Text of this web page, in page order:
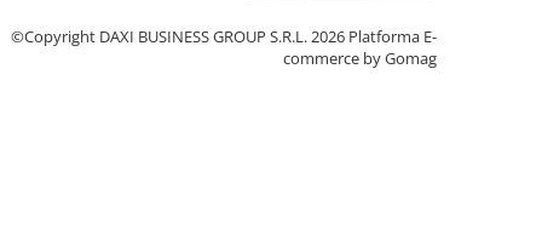
©Copyright DAXI BUSINESS GROUP S.R.L. 2026 Platforma E-
commerce by Gomag